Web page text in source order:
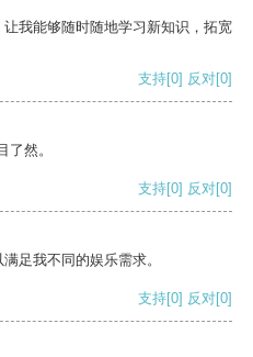
我能够随时随地学习新知识，拓宽
支持[0] 反对[0]
然。
支持[0] 反对[0]
足我不同的娱乐需求。
支持[0] 反对[0]